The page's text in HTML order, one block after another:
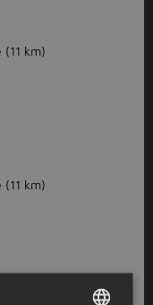
(11 km)
(11 km)